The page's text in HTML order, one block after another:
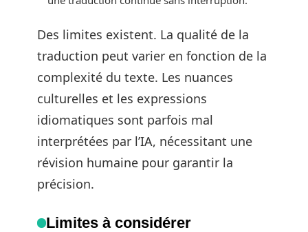
Des limites existent. La qualité de la
traduction peut varier en fonction de la
complexité du texte. Les nuances
culturelles et les expressions
idiomatiques sont parfois mal
interprétées par l’IA, nécessitant une
révision humaine pour garantir la
précision.
Limites à considérer